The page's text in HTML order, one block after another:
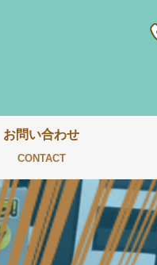
お問い合わせ
CONTACT